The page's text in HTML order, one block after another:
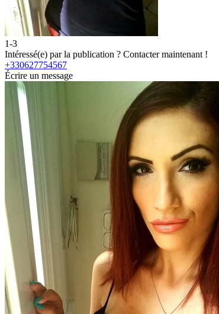
1-3
Intéressé(e) par la publication ? Contacter maintenant !
+330627754567
Écrire un message